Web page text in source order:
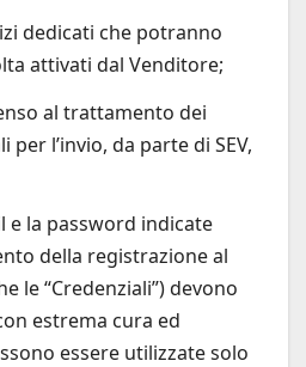
dedicati che potranno
attivati dal Venditore;
al trattamento dei
l’invio, da parte di SEV,
e la password indicate
della registrazione al
le “Credenziali”) devono
estrema cura ed
essere utilizzate solo